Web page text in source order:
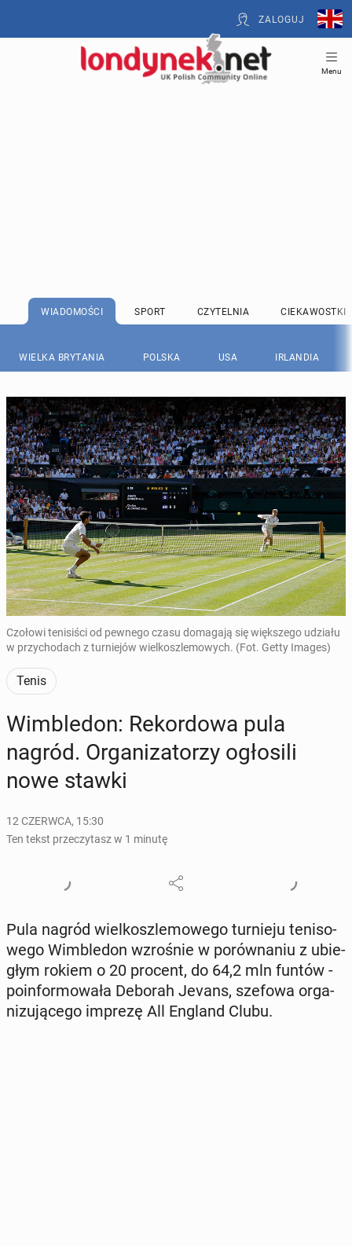
ZALOGUJ
Menu
WIADOMOŚCI SPORT CZYTELNIA CIEKAWOSTKI
WIELKA BRYTANIA POLSKA USA IRLANDIA
Czołowi tenisiści od pewnego czasu domagają się większego udziału
w przychodach z turniejów wielkoszlemowych. (Fot. Getty Images)
Tenis
Wim­ble­don: Re­kor­do­wa pula
nagród. Or­ga­ni­za­to­rzy ogło­si­li
nowe stawki
12 CZERWCA, 15:30
Ten tekst przeczytasz w 1 minutę
Pula nagród wiel­kosz­le­mo­we­go tur­nie­ju te­ni­so­
we­go Wim­ble­don wzro­śnie w po­rów­na­niu z ubie­
głym rokiem o 20 procent, do 64,2 mln funtów -
po­in­for­mo­wa­ła Deborah Jevans, szefowa or­ga­
ni­zu­ją­ce­go imprezę All England Clubu.